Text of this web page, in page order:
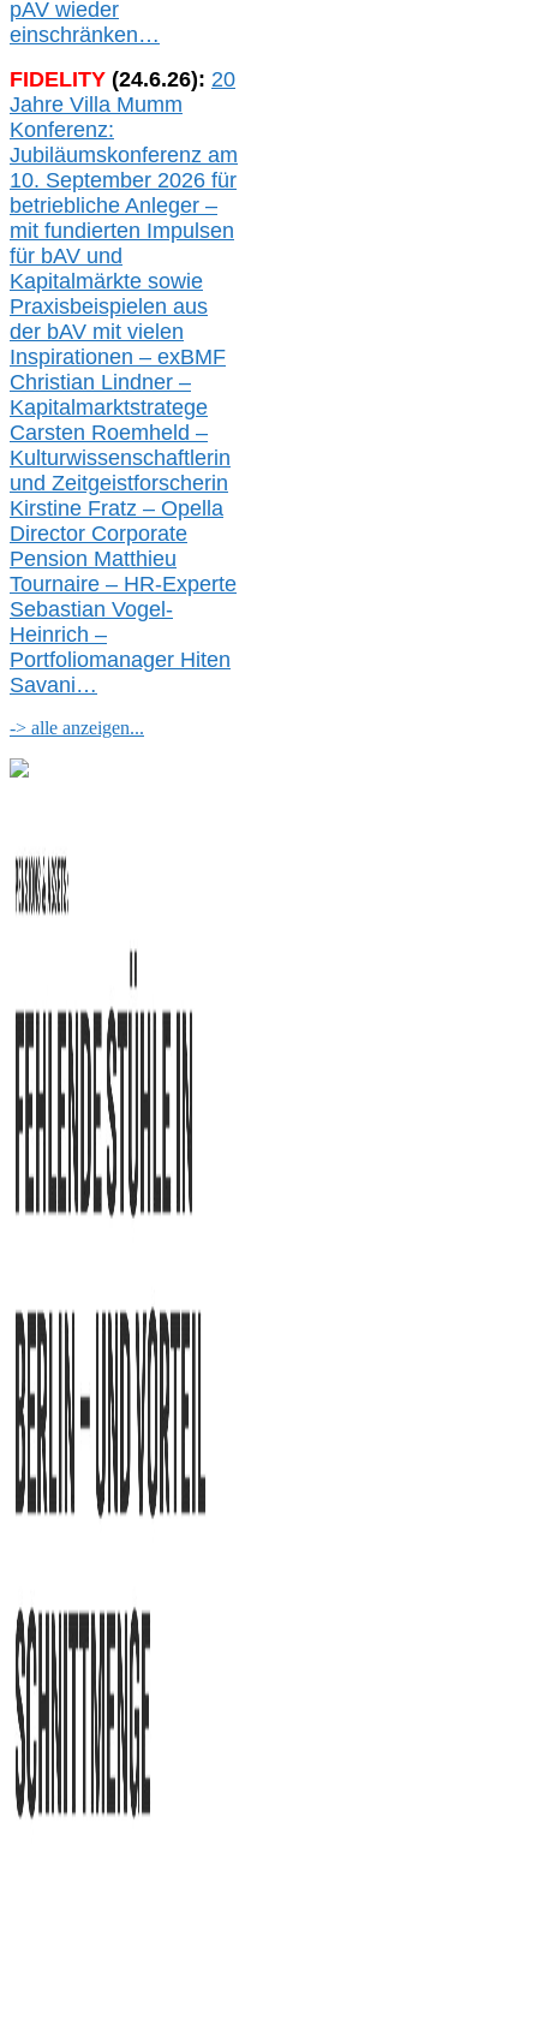
pAV wieder
einschränken…
FIDELITY (24.6.26): 20
Jahre Villa Mumm
Konferenz:
Jubiläumskonferenz am
10. September 2026 für
betriebliche Anleger –
mit fundierten Impulsen
für bAV und
Kapitalmärkte sowie
Praxisbeispielen aus
der bAV mit vielen
Inspirationen – exBMF
Christian Lindner –
Kapitalmarktstratege
Carsten Roemheld –
Kulturwissenschaftlerin
und Zeitgeistforscherin
Kirstine Fratz – Opella
Director Corporate
Pension Matthieu
Tournaire – HR-Experte
Sebastian Vogel-
Heinrich –
Portfoliomanager Hiten
Savani…
-> alle anzeigen...